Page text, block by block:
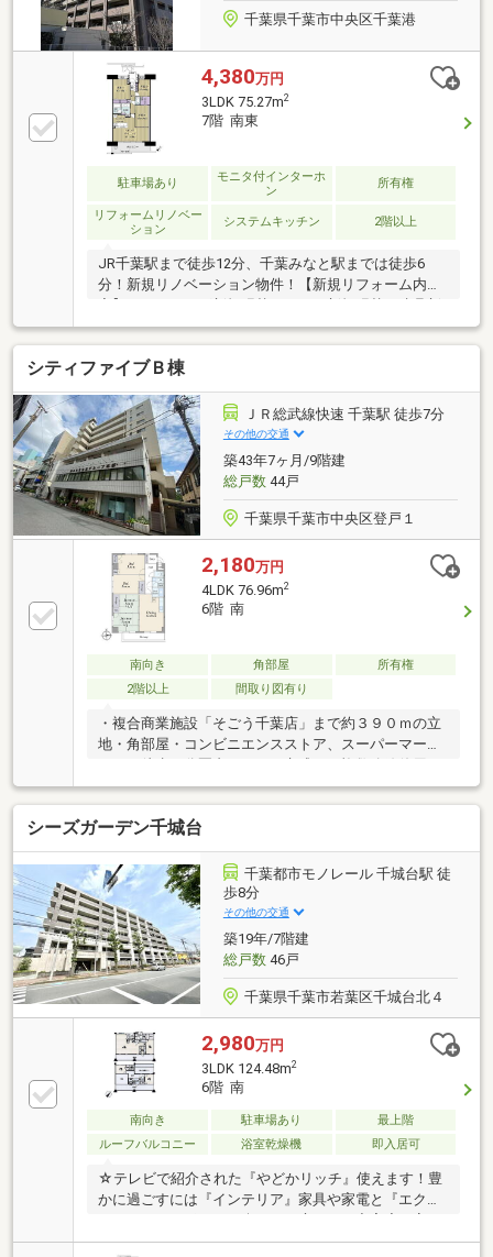
千葉県千葉市中央区千葉港
4,380万円
3LDK 75.27m2
7階 南東
駐車場あり
モニタ付インターホ
ン
所有権
リフォームリノベー
ション
システムキッチン 2階以上
JR千葉駅まで徒歩12分、千葉みなと駅までは徒歩6
分！新規リノベーション物件！【新規リフォーム内
容】フローリング新規張替・クロス新規張替・建具新
規交換・給湯器新規交換・システムキッチン新規交換
（浄水器・食器洗乾燥機付）・ユニットバス新規交換
（浴室換気乾燥機付）・独立洗面台新規交換・トイレ
新規交換・完工後クリーニング・引渡前鍵交換 他
(2026年7月上旬完成予定)
シティファイブＢ棟
ＪＲ総武線快速 千葉駅 徒歩7分
その他の交通
築43年7ヶ月/9階建
総戸数44戸
千葉県千葉市中央区登戸１
2,180万円
4LDK 76.96m2
6階 南
南向き 角部屋
所有権
2階以上
間取り図有り
・複合商業施設「そごう千葉店」まで約３９０ｍの立
地・角部屋・コンビニエンスストア、スーパーマーケ
ットが徒歩５分圏内・ＪＲや京成など複数路線使用可
能・「ペリエ千葉（千葉駅直結）」「そごう千葉店」
等、多様な商業施設が集まる「千葉」駅周辺が生活圏
内・南向きバルコニーに面したダイニングキッチン・
２面採光の和室（約６畳）
シーズガーデン千城台
千葉都市モノレール 千城台駅 徒
歩8分
その他の交通
築19年/7階建
総戸数46戸
千葉県千葉市若葉区千城台北４
2,980万円
3LDK 124.48m2
6階 南
南向き 駐車場あり
最上階
ルーフバルコニー
浴室乾燥機 即入居可
☆テレビで紹介された『やどかリッチ』使えます！豊
かに過ごすには『インテリア』家具や家電と『エクス
テリア』カーポートや楽しめる庭、この充実度で変わ
ってきます。これらを一括で購入でき、その代金を住